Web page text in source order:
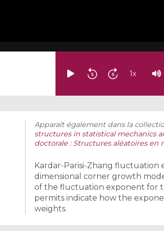
1x
Apparaît également dans la
structures in statistical mechanics
doctorale : Structures aléatoires
Kardar-Parisi-Zhang
dimensional corner growth
of the fluctuation exponent for
permits indicate how the
weights.